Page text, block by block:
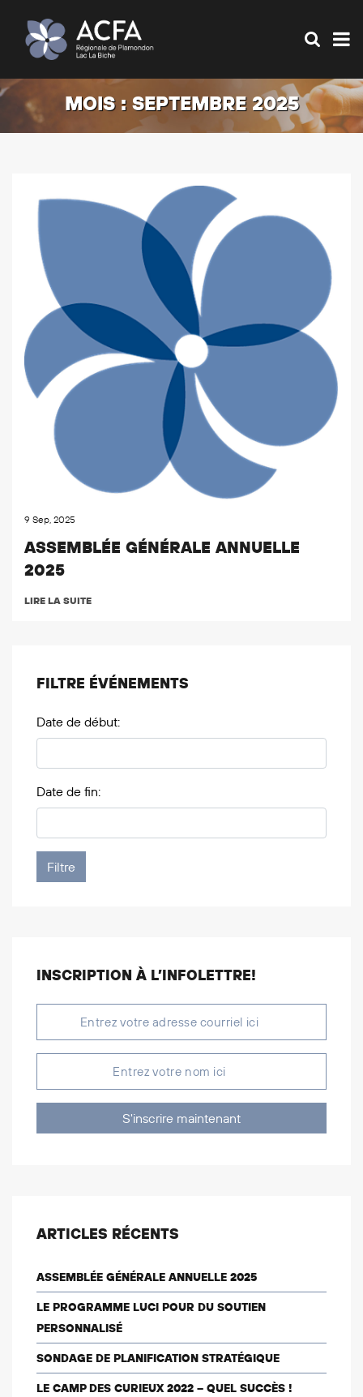
MOIS : SEPTEMBRE 2025
9 Sep, 2025
ASSEMBLÉE GÉNÉRALE ANNUELLE
2025
LIRE LA SUITE
FILTRE ÉVÉNEMENTS
Date de début:
Date de fin:
INSCRIPTION À L’INFOLETTRE!
S'inscrire maintenant
ARTICLES RÉCENTS
ASSEMBLÉE GÉNÉRALE ANNUELLE 2025
LE PROGRAMME LUCI POUR DU SOUTIEN
PERSONNALISÉ
SONDAGE DE PLANIFICATION STRATÉGIQUE
LE CAMP DES CURIEUX 2022 – QUEL SUCCÈS !